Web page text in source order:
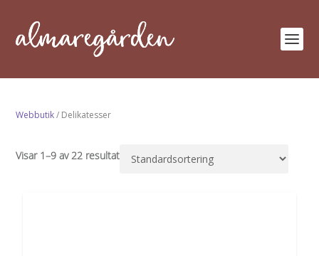
Webbutik/ Delikatesser
Visar 1–9 av 22 resultat